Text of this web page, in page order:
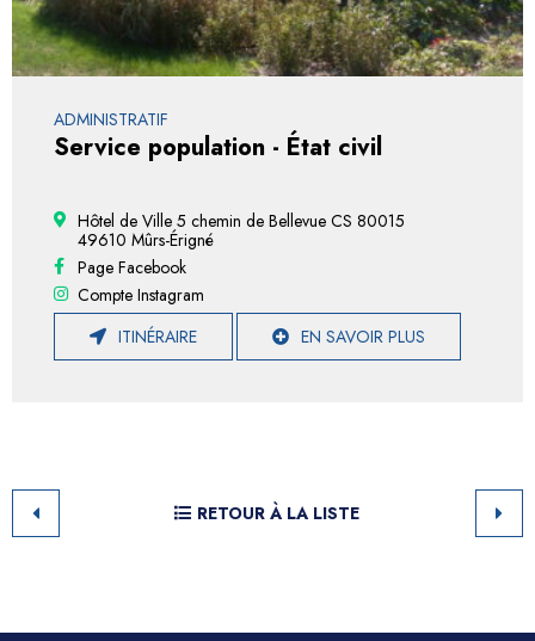
ADMINISTRATIF
Service population - État civil
Hôtel de Ville 5 chemin de Bellevue CS 80015
49610 Mûrs-Érigné
Page Facebook
Compte Instagram
ITINÉRAIRE
EN SAVOIR PLUS
RETOUR À LA LISTE